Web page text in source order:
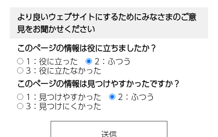
より良いウェブサイトにするためにみなさまのご意
見をお聞かせください
このページの情報は役に立ちましたか？
1：役に立った
2：ふつう
3：役に立たなかった
このページの情報は見つけやすかったですか？
1：見つけやすかった
2：ふつう
3：見つけにくかった